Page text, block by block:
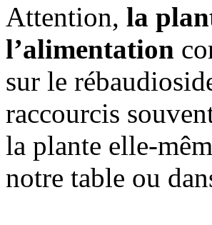
Attention, la
l’alimentation
sur le
raccourcis
la plante elle-
notre table ou